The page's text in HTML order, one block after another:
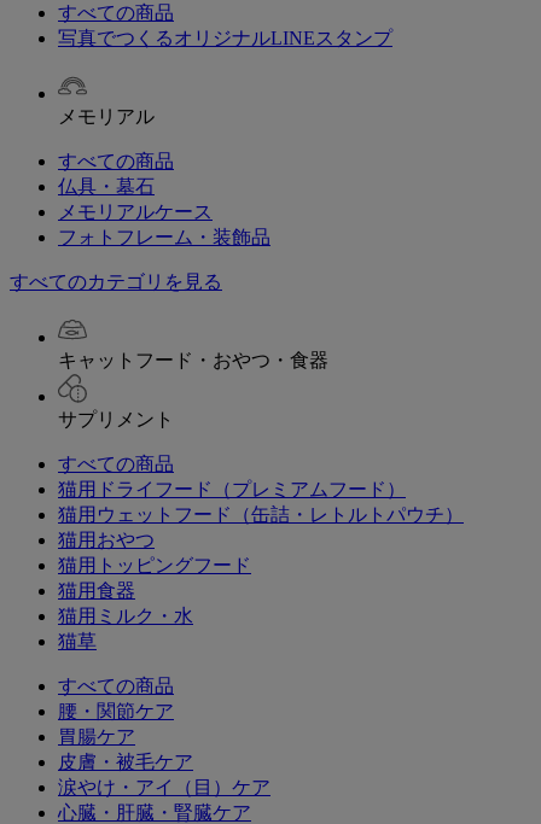
すべての商品
写真でつくるオリジナルLINEスタンプ
メモリアル
すべての商品
仏具・墓石
メモリアルケース
フォトフレーム・装飾品
すべてのカテゴリを見る
キャットフード・おやつ・食器
サプリメント
すべての商品
猫用ドライフード（プレミアムフード）
猫用ウェットフード（缶詰・レトルトパウチ）
猫用おやつ
猫用トッピングフード
猫用食器
猫用ミルク・水
猫草
すべての商品
腰・関節ケア
胃腸ケア
皮膚・被毛ケア
涙やけ・アイ（目）ケア
心臓・肝臓・腎臓ケア